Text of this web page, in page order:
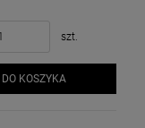
szt.
DO KOSZYKA